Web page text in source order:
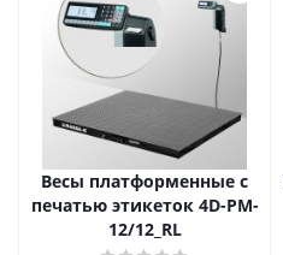
Весы платформенные с
печатью этикеток 4D-PM-
12/12_RL